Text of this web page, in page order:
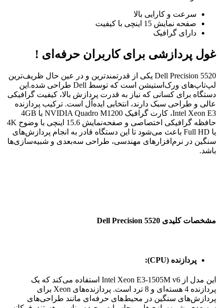
سرعت و کارایی بالا
صفحه نمایش 15 اینچی با کیفیت
دارای گرافیک
غول پردازشی برای کاربران حرفه‌ای !
Dell Precision 5520 یکی از قدرتمندترین و در عین حال ظریف‌ترین
لپ‌تاپ‌های ورک‌استیشن است که توسط Dell طراحی شده.این
دستگاه برای کسانی که نیاز به قدرت پردازش بالا، کیفیت گرافیکی
عالی و طراحی سبک دارند، انتخابی ایده‌آل است. ترکیب پردازنده
Intel Xeon E3، کارت گرافیک NVIDIA Quadro M1200 با 4GB
حافظه گرافیکی اختصاصی و صفحه‌نمایش 15.6 اینچی با وضوح 4K
یا Full HD باعث می‌شود تا این دستگاه قادر به انجام پردازش‌های
سنگین در نرم‌افزارهای مهندسی، طراحی سه‌بعدی و شبیه‌سازی‌ها
باشد.
مشخصات کلیدی Dell Precision 5520
پردازنده (CPU):
این مدل از Intel Xeon E3-1505M v6 استفاده می‌کند که یک
پردازنده 4 هسته‌ای و 8 ترد است. پردازنده‌های Xeon برای
پردازش‌های سنگین در محیط‌های حرفه‌ای مانند طراحی‌های